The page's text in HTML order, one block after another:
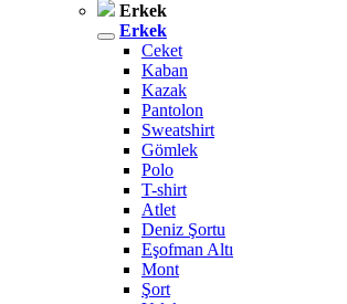
Erkek
Erkek
Ceket
Kaban
Kazak
Pantolon
Sweatshirt
Gömlek
Polo
T-shirt
Atlet
Deniz Şortu
Eşofman Altı
Mont
Şort